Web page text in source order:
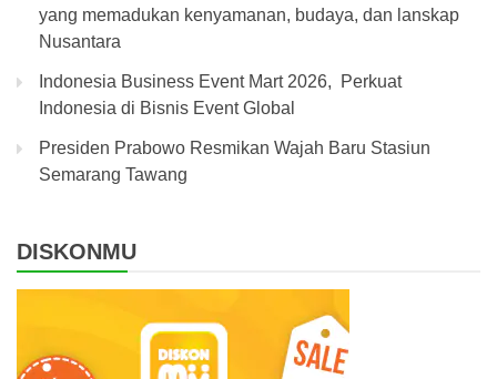
yang memadukan kenyamanan, budaya, dan lanskap
Nusantara
Indonesia Business Event Mart 2026, Perkuat
Indonesia di Bisnis Event Global
Presiden Prabowo Resmikan Wajah Baru Stasiun
Semarang Tawang
DISKONMU